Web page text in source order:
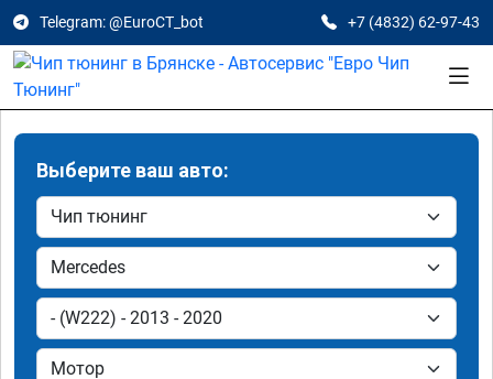
Telegram: @EuroCT_bot +7 (4832) 62-97-43
Выберите ваш авто: